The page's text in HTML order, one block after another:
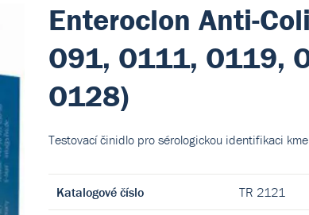
Enteroclon Anti-
O91, O111, O119,
O128)
Testovací činidlo pro sérologickou identifikaci
Katalogové číslo TR 2121